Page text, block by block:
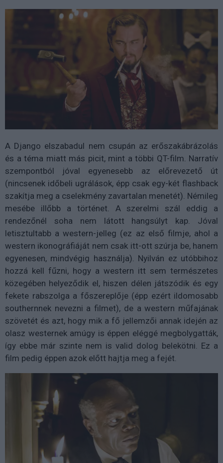
A Django elszabadul nem csupán az erőszakábrázolás
és a téma miatt más picit, mint a többi QT-film. Narratív
szempontból jóval egyenesebb az előrevezető út
(nincsenek időbeli ugrálások, épp csak egy-két flashback
szakítja meg a cselekmény zavartalan menetét). Némileg
mesébe illőbb a történet. A szerelmi szál eddig a
rendezőnél soha nem látott hangsúlyt kap. Jóval
letisztultabb a western-jelleg (ez az első filmje, ahol a
western ikonográfiáját nem csak itt-ott szúrja be, hanem
egyenesen, mindvégig használja). Nyilván ez utóbbihoz
hozzá kell fűzni, hogy a western itt sem természetes
közegében helyeződik el, hiszen délen játszódik és egy
fekete rabszolga a főszereplője (épp ezért ildomosabb
southernnek nevezni a filmet), de a western műfajának
szövetét és azt, hogy mik a fő jellemzői annak idején az
olasz westernek amúgy is éppen eléggé megbolygatták,
így ebbe már szinte nem is valid dolog belekötni. Ez a
film pedig éppen azok előtt hajtja meg a fejét.